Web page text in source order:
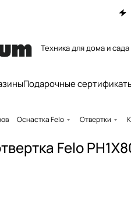
Техника для дома и сада
Подарочные
Оснастка Felo Отвертки
Felo